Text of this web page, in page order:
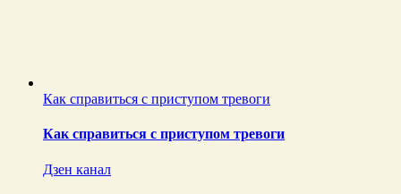
Как справиться с приступом тревоги
Как справиться с приступом тревоги
Дзен канал